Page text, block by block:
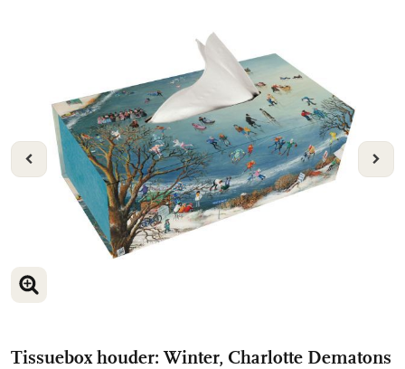
VORIGE
VERGROOT AFBEELDING
VERGROOT AFBEELDING
Tissuebox houder: Winter, Charlotte Dematons